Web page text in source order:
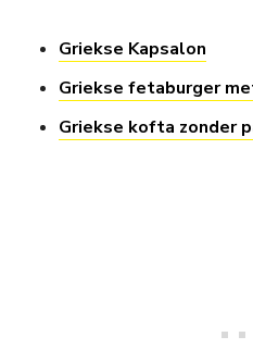
Griekse Kapsalon
Griekse fetaburger
Griekse kofta zonder